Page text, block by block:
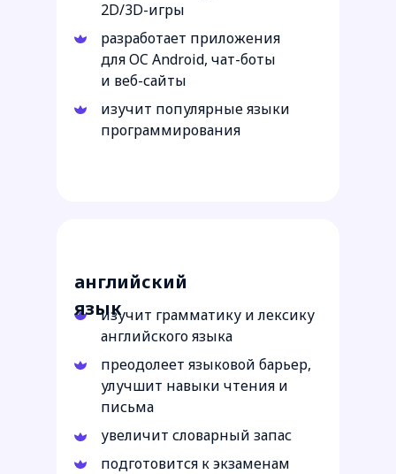
подготовится к экзаменам
увеличит словарный запас
преодолеет языковой барьер,
улучшит навыки чтения и
письма
изучит грамматику и лексику
английского языка
английский
язык
изучит популярные языки
программирования
разработает приложения
для OC Android, чат-боты
и веб-сайты
2D/3D-игры